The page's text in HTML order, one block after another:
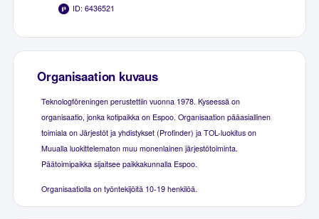
ID: 6436521
Organisaation kuvaus
Teknologföreningen perustettiin vuonna 1978. Kyseessä on
organisaatio, jonka kotipaikka on Espoo. Organisaation pääasiallinen
toimiala on Järjestöt ja yhdistykset (Profinder) ja TOL-luokitus on
Muualla luokittelematon muu monenlainen järjestötoiminta.
Päätoimipaikka sijaitsee paikkakunnalla Espoo.
Organisaatiolla on työntekijöitä 10-19 henkilöä.